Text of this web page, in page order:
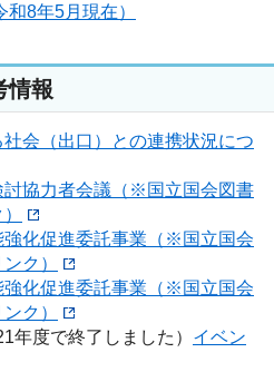
8年5月現在）
情報
会（出口）との連携状況につ
討協力者会議（※国立国会図書
化促進委託事業（※国立国会
ク）
強化促進委託事業（※国立国会
ク）
年度で終了しました） イベン